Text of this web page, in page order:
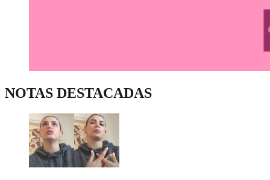
NOTAS DESTACADAS